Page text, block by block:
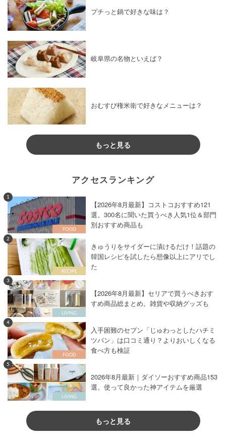
プチっと鍋で好きな味は？
岐阜県の名物といえば？
おむすび権米衛で好きなメニューは？
もっと見る
アクセスランキング
1
【2026年8月最新】コストコおすすめ121
選。300名に聞いた買うべき人気1位＆部門
別おすすめ商品も
2
きゅうりをサイダーに漬けるだけ！話題の
韓国レシピを試したら想像以上にアリでし
た
3
【2026年8月最新】セリアで買うべきおす
すめ商品総まとめ。雑貨や収納グッズも
4
入手困難のセブン「じゅわっとしたハチミ
ツパン」は口コミ通り？よりおいしくなる
食べ方も検証
5
2026年8月最新｜ダイソーおすすめ商品153
選。使って良かった神アイテムを厳選
もっと見る